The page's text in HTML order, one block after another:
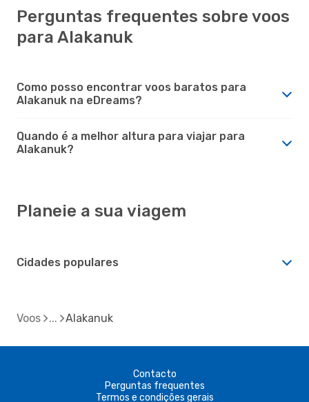
Perguntas frequentes sobre voos
para Alakanuk
Como posso encontrar voos baratos para
Alakanuk na eDreams?
Quando é a melhor altura para viajar para
Alakanuk?
Planeie a sua viagem
Cidades populares
Voos Alakanuk
Contacto
Perguntas frequentes
Termos e condições gerais